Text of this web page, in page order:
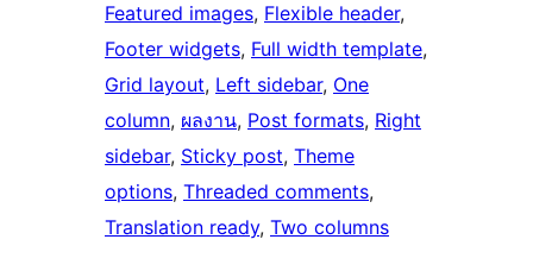
Featured images, Flexible header
Footer widgets, Full width template
Grid layout, Left sidebar, One
column, ผลงาน, Post formats, Right
sidebar, Sticky post, Theme
options, Threaded comments
Translation ready, Two columns